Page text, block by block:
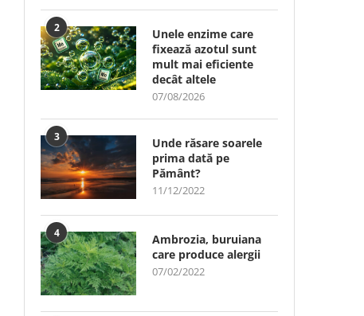
2
Unele enzime care
fixează azotul sunt
mult mai eficiente
decât altele
07/08/2026
3
Unde răsare soarele
prima dată pe
Pământ?
11/12/2022
4
Ambrozia, buruiana
care produce alergii
07/02/2022